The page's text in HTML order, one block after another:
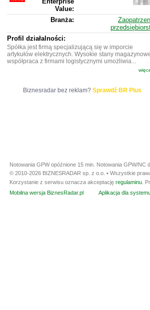
Value:
Branża:
Profil działalności:
Spółka jest firmą specjalizującą się w imporcie
artykułów elektrycznych. Wysokie stany
współpraca z firmami logistycznymi umożliwia...
Biznesradar bez reklam? Sprawdź BR Plus
Notowania GPW opóźnione 15 min. Notowania GPW/NC
© 2010-2026 BIZNESRADAR sp. z o.o. • Wszystkie
Korzystanie z serwisu oznacza akceptację regulaminu .
Mobilna wersja BiznesRadar.pl
Aplikacja dla